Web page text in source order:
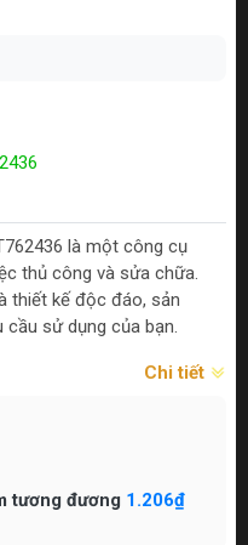
là một công cụ
thủ công và sửa chữa.
thiết kế độc đáo, sản
sử dụng của bạn.
Chi tiết
tương đương 1.206₫